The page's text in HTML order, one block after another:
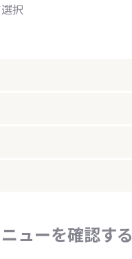
択
ューを確認する